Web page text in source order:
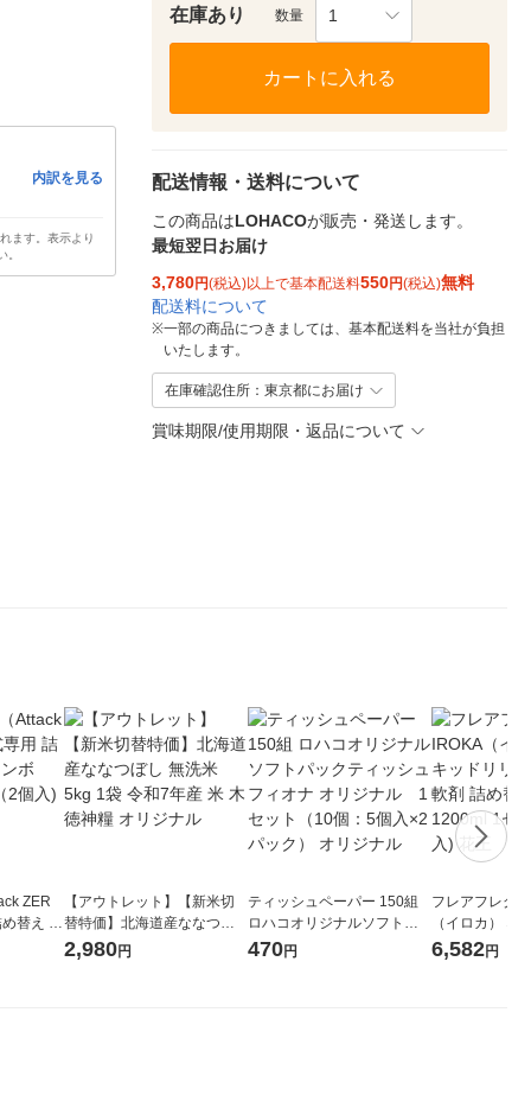
内訳を見る
ます。表示より
。
在庫あり 数量 1
カートに入れる
配送情報・送料について
この商品はLOHACOが販売・発送します。
最短翌日お届け
3,780円(税込)以上で基本配送料550円(税込)無料
配送料について
※一部の商品につきましては、基本配送料を当社が負担
いたします。
在庫確認住所：東京都にお届け
賞味期限/使用期限・返品について
ZER
替え メ
【アウトレット】【新米切
替特価】北海道産ななつぼ
し 無洗米 5kg 1袋 令和7年産
2,980円
ティッシュペーパー 150組
ロハコオリジナルソフトパ
ックティッシュ フィオナ オ
470円
フレアフレグ
（イロカ） ネ
ーの香り 柔軟
6,582円